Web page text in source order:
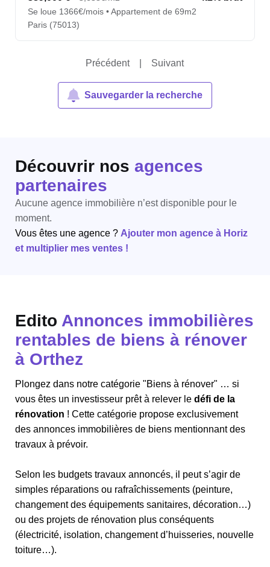
Se loue 1366€/mois • Appartement de 69m2
Paris (75013)
Précédent Suivant
Sauvegarder la recherche
Découvrir nos agences
partenaires
Aucune agence immobilière n’est disponible pour le
moment.
Vous êtes une agence ? Ajouter mon agence à Horiz
et multiplier mes ventes !
Edito Annonces immobilières
rentables de biens à rénover
à Orthez
Plongez dans notre catégorie "Biens à rénover" … si
vous êtes un investisseur prêt à relever le défi de la
rénovation ! Cette catégorie propose exclusivement
des annonces immobilières de biens mentionnant des
travaux à prévoir.
Selon les budgets travaux annoncés, il peut s’agir de
simples réparations ou rafraîchissements (peinture,
changement des équipements sanitaires, décoration…)
ou des projets de rénovation plus conséquents
(électricité, isolation, changement d’huisseries, nouvelle
toiture…).